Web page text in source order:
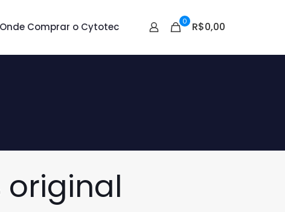
Onde Comprar o Cytotec 0 R$0,00
original